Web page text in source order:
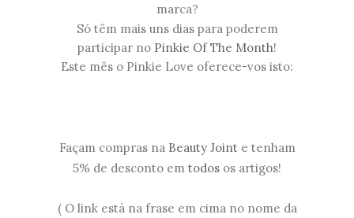
marca?
Só têm mais uns dias para poderem
participar no Pinkie Of The Month!
Este mês o Pinkie Love oferece-vos isto:
Façam compras na Beauty Jointe tenham
5% de desconto em todos os artigos!
( O link está na frase em cima no nome da